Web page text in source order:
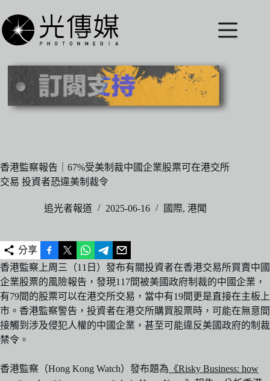
至
主
內
香港監察報告｜67%受美制裁中國企業股票可在港交所
交易 投資者恐違美制裁令
追光者報道 2025-06-16 國際, 港聞
分享
香港監察上周三（11日）發布有關投資者在香港交易所買賣中國
企業股票的風險報告，發現117間被美國政府制裁的中國企業，
有79間的股票可以在港交所交易，當中有19間更是直接在主板上
市。香港監察警告，投資者在港交所購買股票時，可能在無意間
接觸到涉及侵犯人權的中國企業，甚至可能違反美國政府的制裁
禁令。
香港監察（Hong Kong Watch）發布題為 《Risky Business: how